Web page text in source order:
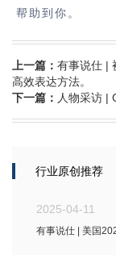
帮助到你。
上一篇： 有事说仕 |
高效表达方法。
下一篇： 人物采访 |
行业原创推荐
2025-04-11
有事说仕 | 美国